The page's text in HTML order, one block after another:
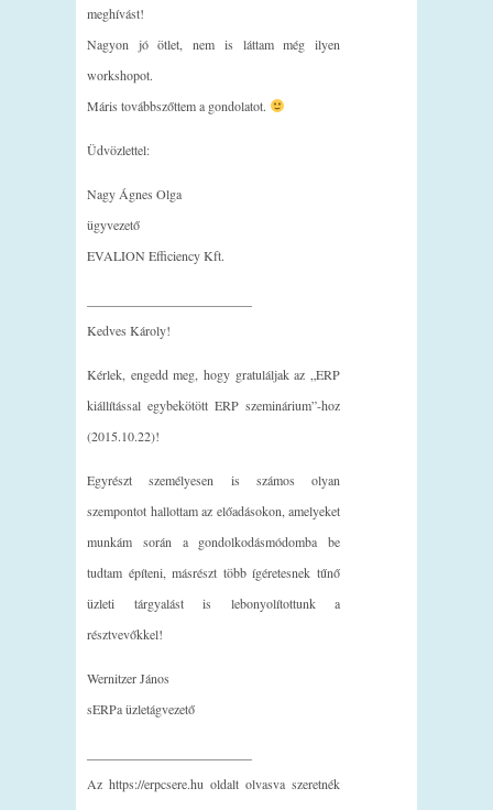
meghívást!
Nagyon jó ötlet, nem is láttam még ilyen
workshopot.
Máris továbbszőttem a gondolatot.
Üdvözlettel:
Nagy Ágnes Olga
ügyvezető
EVALION Efficiency Kft.
Kedves Károly!
Kérlek, engedd meg, hogy gratuláljak az „ERP
kiállítással egybekötött ERP szeminárium”-hoz
(2015.10.22)!
Egyrészt személyesen is számos olyan
szempontot hallottam az előadásokon, amelyeket
munkám során a gondolkodásmódomba be
tudtam építeni, másrészt több ígéretesnek tűnő
üzleti tárgyalást is lebonyolítottunk a
résztvevőkkel!
Wernitzer János
sERPa üzletágvezető
Az https://erpcsere.hu oldalt olvasva szeretnék